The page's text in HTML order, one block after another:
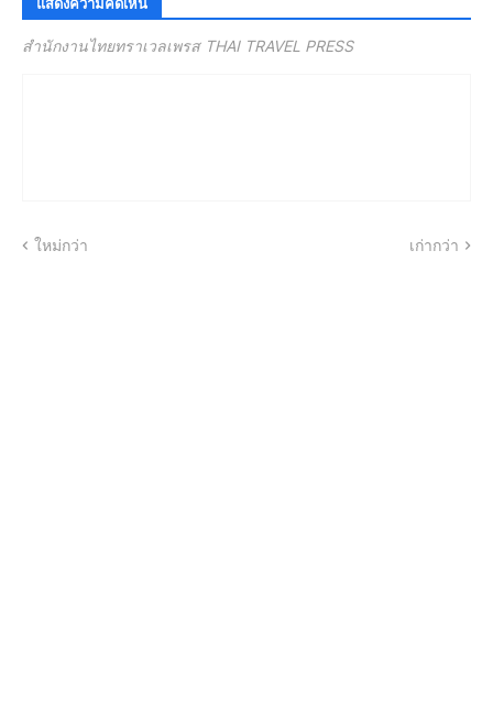
สำนักงานไทยทราเวลเพรส THAI TRAVEL PRESS
ใหม่กว่า เก่ากว่า